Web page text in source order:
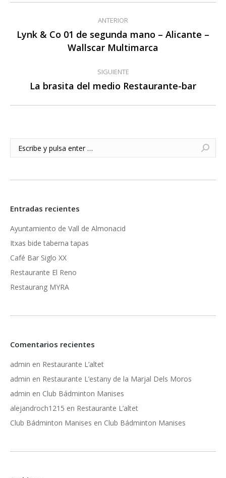
Navegación
entre
publicaciones
ANTERIOR
Publicación
anterior:
Lynk & Co 01 de segunda mano – Alicante –
Wallscar Multimarca
SIGUIENTE
Publicación
La brasita del medio Restaurante-bar
Buscar:
Entradas recientes
Ayuntamiento de Vall de Almonacid
Itxas bide taberna tapas
Café Bar Siglo XX
Restaurante El Reno
Restaurang MYRA
Comentarios recientes
admin en Restaurante L’altet
admin en Restaurante L’estany de la Marjal Dels Moros
admin en Club Bádminton Manises
alejandroch1215 en Restaurante L’altet
Club Bádminton Manises en Club Bádminton Manises